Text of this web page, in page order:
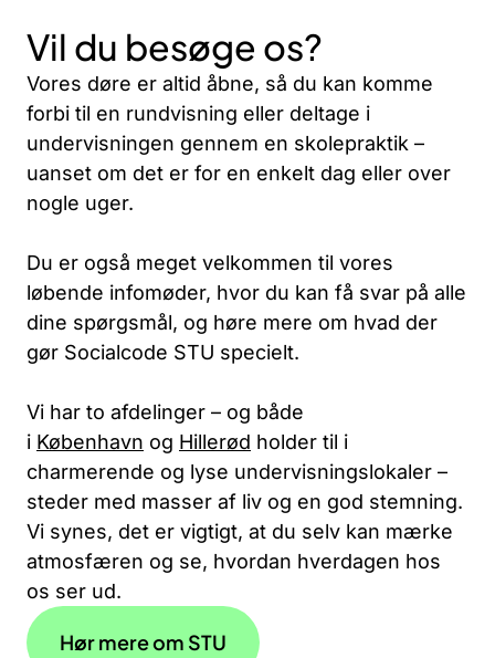
Vil du besøge os?
Vores døre er altid åbne, så du kan komme
forbi til en rundvisning eller deltage i
undervisningen gennem en skolepraktik –
uanset om det er for en enkelt dag eller over
nogle uger.
Du er også meget velkommen til vores
løbende infomøder, hvor du kan få svar på alle
dine spørgsmål, og høre mere om hvad der
gør Socialcode STU specielt.
Vi har to afdelinger – og både
i København og Hillerød holder til i
charmerende og lyse undervisningslokaler –
steder med masser af liv og en god stemning.
Vi synes, det er vigtigt, at du selv kan mærke
atmosfæren og se, hvordan hverdagen hos
os ser ud.
Hør mere om STU